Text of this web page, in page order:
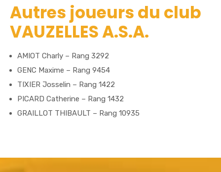
Autres joueurs du club
VAUZELLES A.S.A.
AMIOT Charly – Rang 3292
GENC Maxime – Rang 9454
TIXIER Josselin – Rang 1422
PICARD Catherine – Rang 1432
GRAILLOT THIBAULT – Rang 10935